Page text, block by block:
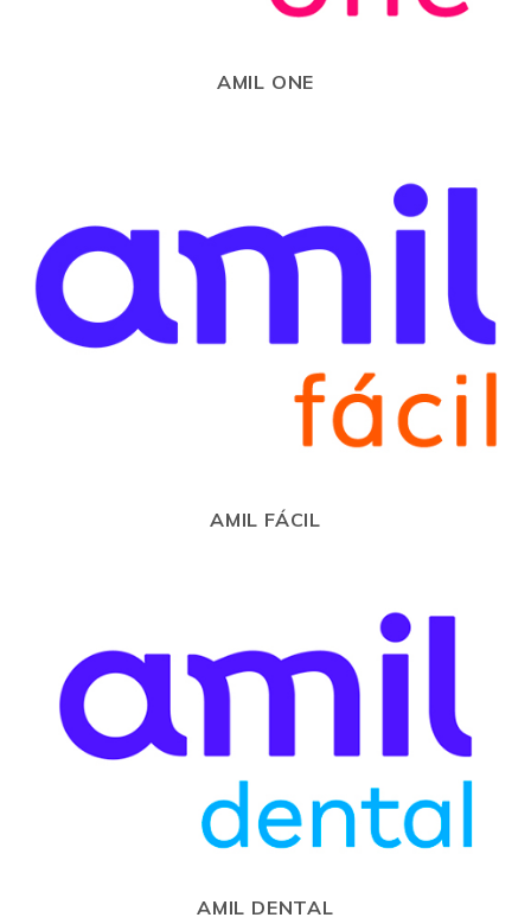
AMIL ONE
AMIL FÁCIL
AMIL DENTAL